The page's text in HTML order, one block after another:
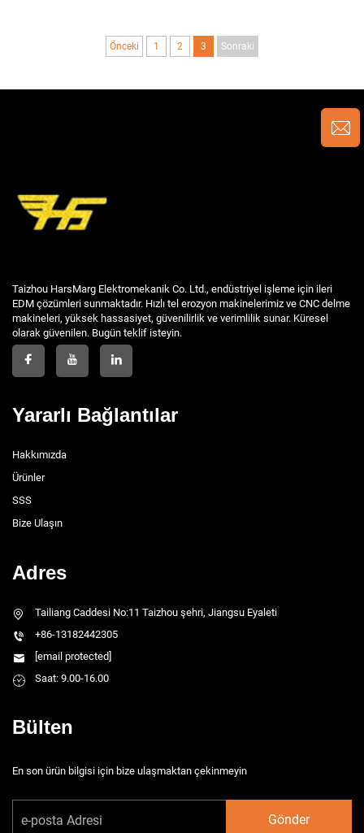
Önceki 1 2 3 Sonraki
Taizhou HarsMarg Elektromekanik Co. Ltd., endüstriyel işleme için ileri
EDM çözümleri sunmaktadır. Hızlı tel erozyon makinelerimiz ve CNC delme
makineleri, yüksek hassasiyet, güvenilirlik ve verimlilik sunar. Küresel
olarak güvenilen. Bugün teklif isteyin.
Yararlı Bağlantılar
Hakkımızda
Ürünler
SSS
Bize Ulaşın
Adres
Tailiang Caddesi No:11 Taizhou şehri, Jiangsu Eyaleti
+86-13182442305
[email protected]
Saat: 9.00-16.00
Bülten
En son ürün bilgisi için bize ulaşmaktan çekinmeyin
Gönder